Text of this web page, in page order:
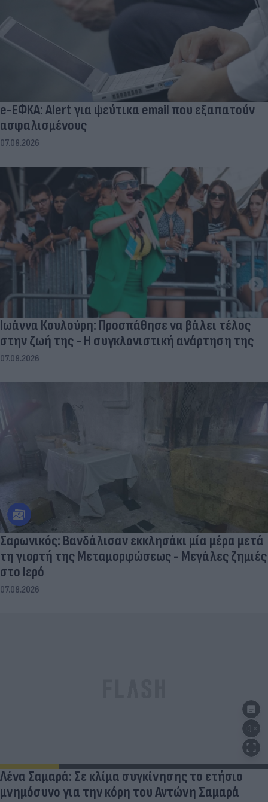
e-ΕΦΚΑ: Alert για ψεύτικα email που εξαπατούν
ασφαλισμένους
07.08.2026
Ιωάννα Κουλούρη: Προσπάθησε να βάλει τέλος
στην ζωή της - Η συγκλονιστική ανάρτηση της
07.08.2026
Σαρωνικός: Βανδάλισαν εκκλησάκι μία μέρα μετά
τη γιορτή της Μεταμορφώσεως - Μεγάλες ζημιές
στο Ιερό
07.08.2026
Λένα Σαμαρά: Σε κλίμα συγκίνησης το ετήσιο
μνημόσυνο για την κόρη του Αντώνη Σαμαρά